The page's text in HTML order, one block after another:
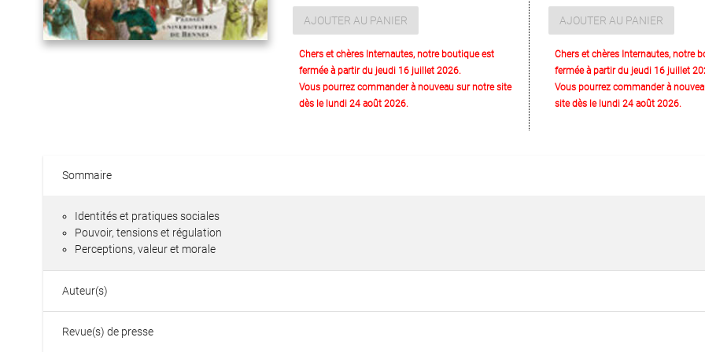
AJOUTER AU PANIER
Chers et chères Internautes, notre boutique est
fermée à partir du jeudi 16 juillet 2026.
Vous pourrez commander à nouveau sur notre site
dès le lundi 24 août 2026.
AJOUTER AU PANIER
Chers et chères Internautes, notre
fermée à partir du jeudi 16 juillet
Vous pourrez commander à
site dès le lundi 24 août 2026.
Sommaire
Identités et pratiques sociales
Pouvoir, tensions et régulation
Perceptions, valeur et morale
Auteur(s)
Revue(s) de presse